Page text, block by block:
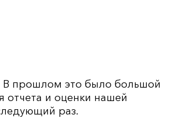
В прошлом это было большой
отчета и оценки нашей
раз.